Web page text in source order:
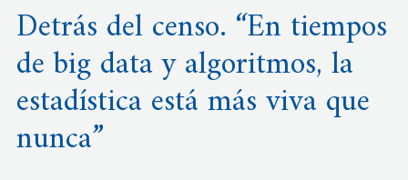
Detrás del censo. “En tiempos
de big data y algoritmos, la
estadística está más viva que
nunca”